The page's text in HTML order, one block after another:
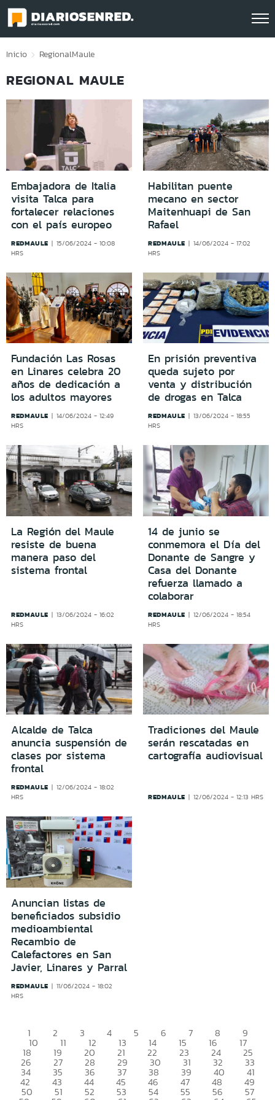
Click acá para ir directamente al contenido
Inicio RegionalMaule
REGIONAL MAULE
Embajadora de Italia
visita Talca para
fortalecer relaciones
con el país europeo
REDMAULE
15/06/2024 - 10:08
HRS
Habilitan puente
mecano en sector
Maitenhuapi de San
Rafael
REDMAULE
14/06/2024 - 17:02
HRS
Fundación Las Rosas
en Linares celebra 20
años de dedicación a
los adultos mayores
REDMAULE
14/06/2024 - 12:49
HRS
En prisión preventiva
queda sujeto por
venta y distribución
de drogas en Talca
REDMAULE
13/06/2024 - 18:55
HRS
La Región del Maule
resiste de buena
manera paso del
sistema frontal
REDMAULE
13/06/2024 - 16:02
HRS
14 de junio se
conmemora el Día del
Donante de Sangre y
Casa del Donante
refuerza llamado a
colaborar
REDMAULE
12/06/2024 - 18:54
HRS
Alcalde de Talca
anuncia suspensión de
clases por sistema
frontal
REDMAULE
12/06/2024 - 18:02
HRS
Tradiciones del Maule
serán rescatadas en
cartografía audiovisual
REDMAULE 12/06/2024 - 12:13 HRS
Anuncian listas de
beneficiados subsidio
medioambiental
Recambio de
Calefactores en San
Javier, Linares y Parral
REDMAULE
11/06/2024 - 18:02
HRS
1 2 3 4 5 6 7 8 9
10 11 12 13 14 15 16 17
18 19 20 21 22 23 24 25
26 27 28 29 30 31 32 33
34 35 36 37 38 39 40 41
42 43 44 45 46 47 48 49
50 51 52 53 54 55 56 57